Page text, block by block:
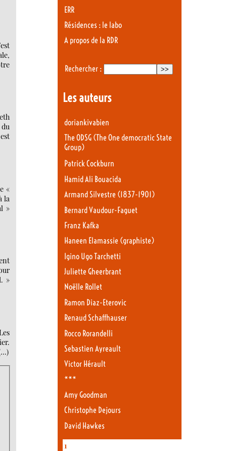
«
la
»
»
ERR
Résidences : le labo
A propos de la RDR
Rechercher :
Les auteurs
doriankivabien
The ODSG (The One democratic State
Group)
Patrick Cockburn
Hamid Ali Bouacida
Armand Silvestre (1837-1901)
Bernard Vaudour-Faguet
Franz Kafka
Haneen Elamassie (graphiste)
Igino Ugo Tarchetti
Juliette Gheerbrant
Noëlle Rollet
Ramon Diaz-Eterovic
Renaud Schaffhauser
Rocco Rorandelli
Sebastien Ayreault
Victor Hérault
***
Amy Goodman
Christophe Dejours
David Hawkes
1